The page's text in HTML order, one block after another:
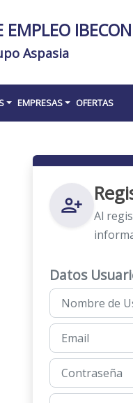
EMPLEO IBECON
Aspasia
EMPRESAS OFERTAS
person_add_alt
Al
Datos